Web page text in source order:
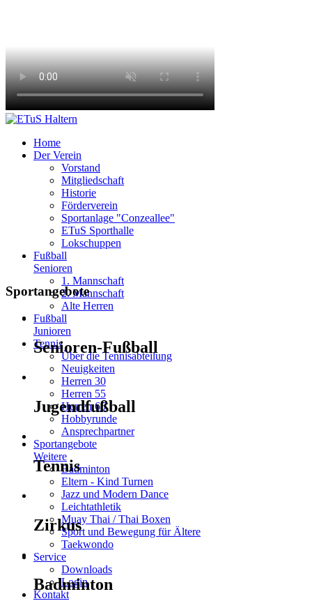
Home
Der Verein
Vorstand
Mitgliedschaft
Historie
Förderverein
Sportanlage "Conzeallee"
ETuS Sporthalle
Lokschuppen
Fußball
Senioren
1. Mannschaft
2. Mannschaft
Alte Herren
Fußball
Junioren
Tennis
Über die Tennisabteilung
Neuigkeiten
Herren 30
Herren 55
Herren 65
Hobbyrunde
Ansprechpartner
Sportangebote
Weitere
Badminton
Eltern - Kind Turnen
Jazz und Modern Dance
Leichtathletik
Muay Thai / Thai Boxen
Sport und Bewegung für Ältere
Taekwondo
Service
Downloads
Login
Kontakt
Sportangebote
Senioren-Fußball
Jugendfußball
Tennis
Zirkus
Badminton